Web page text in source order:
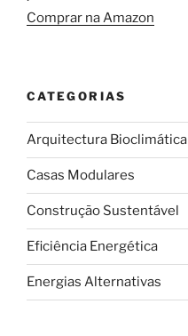
Comprar na Amazon
CATEGORIAS
Arquitectura Bioclimática
Casas Modulares
Construção Sustentável
Eficiência Energética
Energias Alternativas